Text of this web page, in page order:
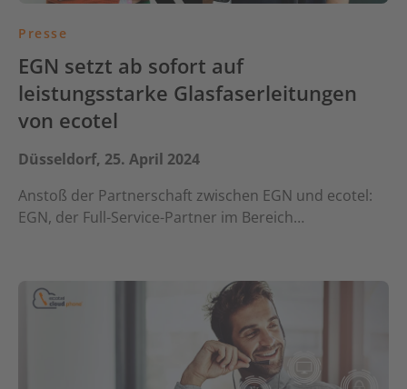
Presse
EGN setzt ab sofort auf
leistungsstarke Glasfaserleitungen
von ecotel
Düsseldorf, 25. April 2024
Anstoß der Partnerschaft zwischen EGN und ecotel:
EGN, der Full-Service-Partner im Bereich…